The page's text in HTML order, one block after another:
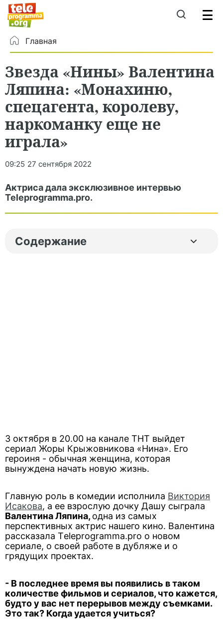
Главная
Звезда «Нины» Валентина
Ляпина: «Монахиню,
спецагента, королеву,
наркоманку еще не
играла»
09:25 27 сентября 2022
Актриса дала эксклюзивное интервью
Teleprogramma.pro.
Содержание
3 октября в 20.00 на канале ТНТ выйдет
сериал Жоры Крыжовникова «Нина». Его
героиня - обычная женщина, которая
вынуждена начать новую жизнь.
Главную роль в комедии исполнила Виктория
Исакова, а ее взрослую дочку Дашу сыграла
Валентина Ляпина, одна из самых
перспективных актрис нашего кино. Валентина
рассказала Тeleprogramma.pro о новом
сериале, о своей работе в дубляже и о
грядущих проектах.
- В последнее время вы появились в таком
количестве фильмов и сериалов, что кажется,
будто у вас нет перерывов между съемками.
Это так? Когда удается учиться?